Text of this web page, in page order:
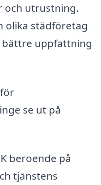
och utrustning.
olika städföretag
bättre uppfattning
se ut på
beroende på
tjänstens